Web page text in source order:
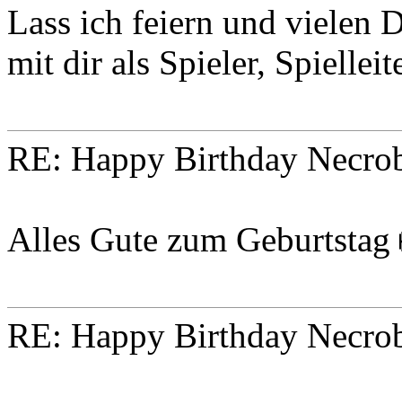
Lass ich feiern und vielen
mit dir als Spieler,
RE: Happy Birthday
Alles Gute zum
RE: Happy Birthday